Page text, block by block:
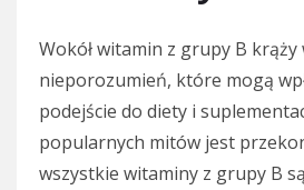
Wokół witamin z grupy B krąży
nieporozumień, które mogą
podejście do diety i
popularnych mitów jest
wszystkie witaminy z grupy B